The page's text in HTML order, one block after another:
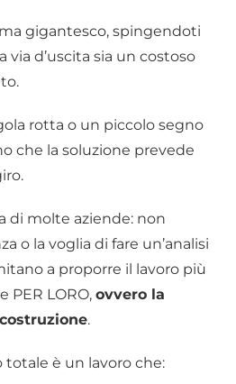
gigantesco, spingendoti
via d’uscita sia un costoso
rotta o un piccolo segno
che la soluzione prevede
di molte aziende: non
o la voglia di fare un’analisi
a proporre il lavoro più
PER LORO, ovvero la
.
è un lavoro che: